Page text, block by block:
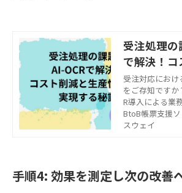
受注処理
で解決！
性向上を
受注対応におけ
をご存知ですか
R導入による業
のメリット、
ポイントをわか
BtoB帳票支援
スウェイ
手順4: 効果を測定し次の改善